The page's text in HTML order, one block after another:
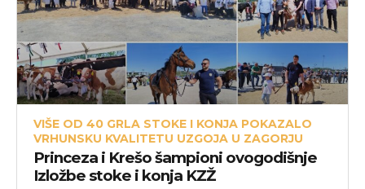
VIŠE OD 40 GRLA STOKE I KONJA POKAZALO
VRHUNSKU KVALITETU UZGOJA U ZAGORJU
Princeza i Krešo šampioni ovogodišnje
Izložbe stoke i konja KZŽ